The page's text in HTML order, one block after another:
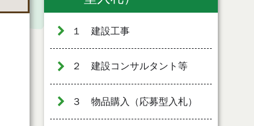
１ 建設工事
２ 建設コンサルタント等
３ 物品購入（応募型入札）